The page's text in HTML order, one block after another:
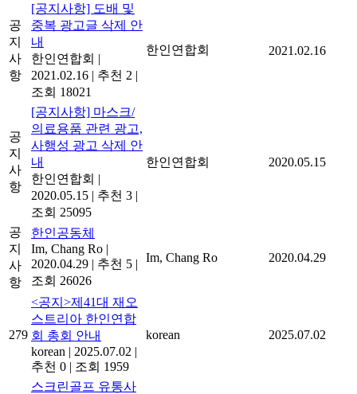
공
지
사
항
[공지사항] 도배 및
중복 광고글 삭제 안
내
한인연합회 |
2021.02.16 | 추천 2 |
조회 18021
한인연합회 2021.02.16
공
지
사
항
[공지사항] 마스크/
의료용품 관련 광고,
사행성 광고 삭제 안
내
한인연합회 |
2020.05.15 | 추천 3 |
조회 25095
한인연합회 2020.05.15
공
지
사
항
한인공동체
Im, Chang Ro |
2020.04.29 | 추천 5 |
조회 26026
Im, Chang Ro 2020.04.29
279
<공지>제41대 재오
스트리아 한인연합
회 총회 안내
korean | 2025.07.02 |
추천 0 | 조회 1959
korean 2025.07.02
스크린골프 유통사